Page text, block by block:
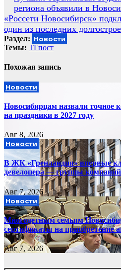
по
записям
региона объявили в
«Россети Новосибирск»
один из последних
Раздел: Новости
Темы: ТГпост
Похожая запись
Новости
Новосибирцам назвали точное
на праздники в 2027 году
Авг 8, 2026
Новости
В ЖК «Гренландия» впервые
девелопера — группы
Авг 7, 2026
Новости
Многодетным семьям
сертификаты на приобретение
Авг 7, 2026